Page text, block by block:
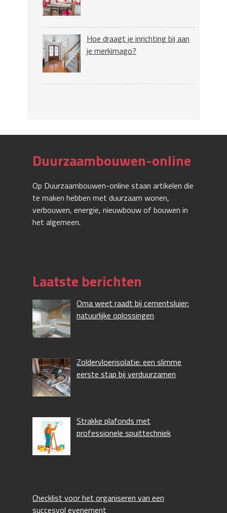
Hoe draagt je inrichting bij aan
je merkimago?
Duurzaambouwen-online
Op Duurzaambouwen-online staan artikelen die
te maken hebben met duurzaam wonen,
verbouwen, energie, nieuwbouw of bouwen in
het algemeen.
Laatste berichten
Oma weet raadt bij cementsluier:
natuurlijke oplossingen
Zoldervloerisolatie: een slimme
eerste stap bij verduurzamen
Strakke plafonds met
professionele spuittechniek
Checklist voor het organiseren van een
succesvol evenement